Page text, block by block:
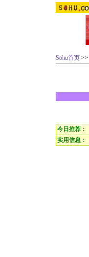
Sohu首页 >>
今日推荐：
实用信息：